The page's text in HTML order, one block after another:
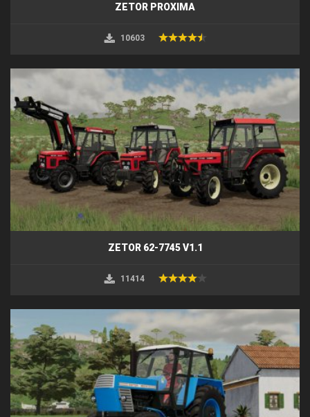
ZETOR PROXIMA
10603
ZETOR 62-7745 V1.1
11414